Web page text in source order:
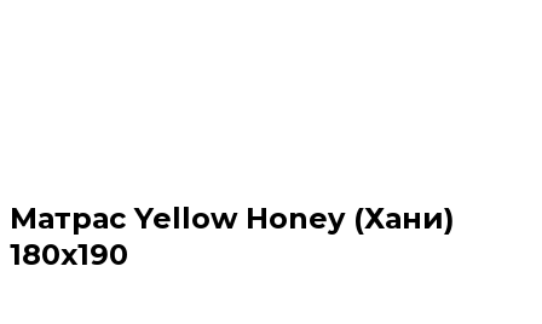
Матрас Yellow Honey (Хани)
180x190